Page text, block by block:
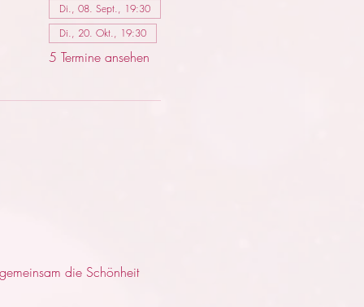
Di., 08. Sept., 19:30
Di., 20. Okt., 19:30
5 Termine ansehen
die Schönheit